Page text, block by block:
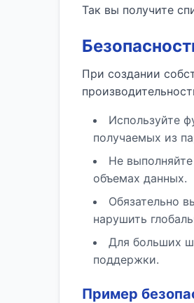
Так вы получите
При создании
Используйте
получаемых из
Не
объемах данных.
Обязательно
нарушить
Для больших
поддержки.
Пример